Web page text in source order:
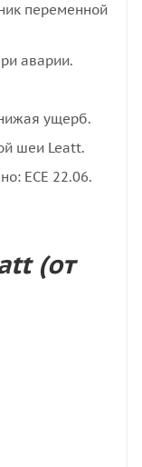
переменной
аварии.
ущерб.
шеи Leatt.
ECE 22.06.
(от